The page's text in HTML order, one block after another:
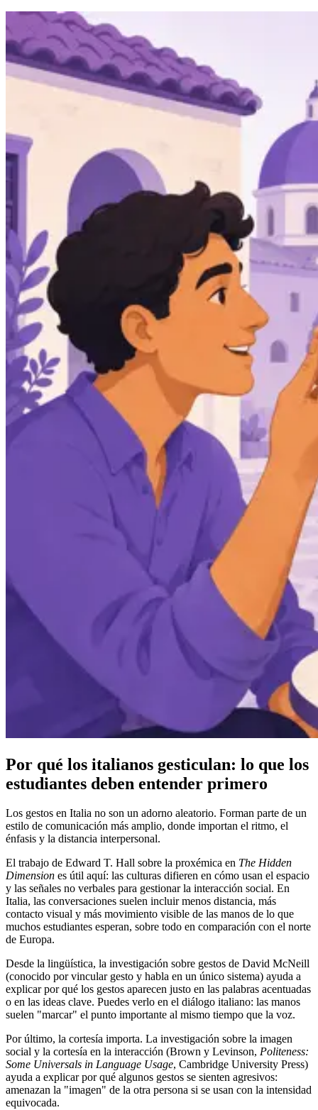
Por qué los italianos gesticulan: lo que los
estudiantes deben entender primero
Los gestos en Italia no son un adorno aleatorio. Forman parte de un
estilo de comunicación más amplio, donde importan el ritmo, el
énfasis y la distancia interpersonal.
El trabajo de Edward T. Hall sobre la proxémica en The Hidden
Dimension es útil aquí: las culturas difieren en cómo usan el espacio
y las señales no verbales para gestionar la interacción social. En
Italia, las conversaciones suelen incluir menos distancia, más
contacto visual y más movimiento visible de las manos de lo que
muchos estudiantes esperan, sobre todo en comparación con el norte
de Europa.
Desde la lingüística, la investigación sobre gestos de David McNeill
(conocido por vincular gesto y habla en un único sistema) ayuda a
explicar por qué los gestos aparecen justo en las palabras acentuadas
o en las ideas clave. Puedes verlo en el diálogo italiano: las manos
suelen "marcar" el punto importante al mismo tiempo que la voz.
Por último, la cortesía importa. La investigación sobre la imagen
social y la cortesía en la interacción (Brown y Levinson, Politeness:
Some Universals in Language Usage, Cambridge University Press)
ayuda a explicar por qué algunos gestos se sienten agresivos:
amenazan la "imagen" de la otra persona si se usan con la intensidad
equivocada.